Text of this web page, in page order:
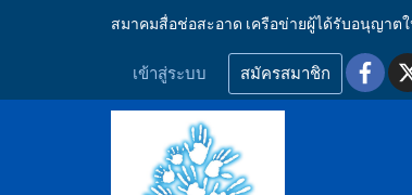
สมาคมสื่อช่อสะอาด เครือข่ายผู้ได้รับอนุญาต
เข้าสู่ระบบ สมัครสมาชิก